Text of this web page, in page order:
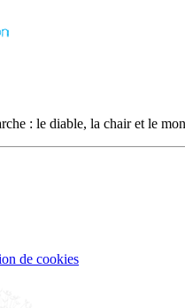
: le diable, la chair et le
de cookies